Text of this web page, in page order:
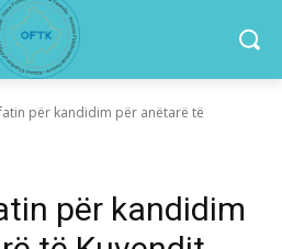
për kandidim për anëtarë të
për kandidim